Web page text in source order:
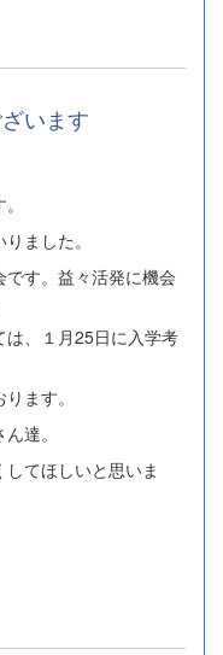
います
ました。
す。益々活発に機会
は、１月25日に入学考
ます。
達。
てほしいと思いま